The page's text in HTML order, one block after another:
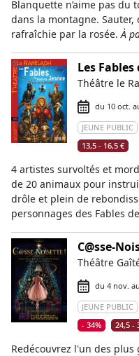
Blanquette n’aime pas du
dans la montagne. Sauter,
rafraîchie par la rosée.À
Les
Théâtre le
du 10 oct.
JEUNE PUBLIC
13,5 - 16,5 €
4 artistes survoltés et
de 20 animaux pour
drôle et plein de
personnages des Fables de
C@sse-
Théâtre
du 4 nov.
JEUNE PUBLIC
- 34%
24,5 -
Redécouvrez l'un des